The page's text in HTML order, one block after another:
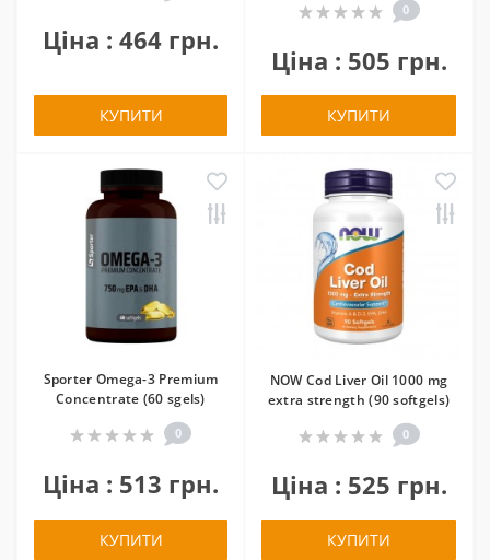
Ціна : 464 грн.
КУПИТИ
0
Ціна : 505 грн.
КУПИТИ
Sporter Omega-3 Premium
Concentrate (60 sgels)
0
Ціна : 513 грн.
КУПИТИ
NOW Cod Liver Oil 1000 mg
extra strength (90 softgels)
0
Ціна : 525 грн.
КУПИТИ